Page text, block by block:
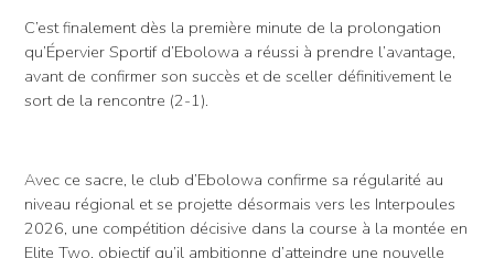
C’est finalement dès la première minute de la prolongation
qu’Épervier Sportif d’Ebolowa a réussi à prendre l’avantage,
avant de confirmer son succès et de sceller définitivement le
sort de la rencontre (2-1).
Avec ce sacre, le club d’Ebolowa confirme sa régularité au
niveau régional et se projette désormais vers les Interpoules
2026, une compétition décisive dans la course à la montée en
Elite Two, objectif qu’il ambitionne d’atteindre une nouvelle